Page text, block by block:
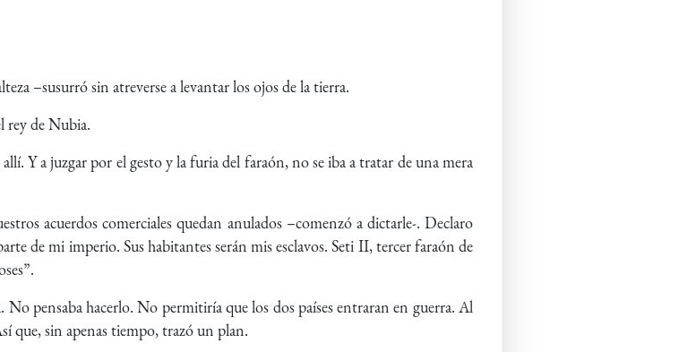
–susurró sin atreverse a levantar los ojos de la tierra.
rey de Nubia.
Y a juzgar por el gesto y la furia del faraón, no se iba a tratar de una mera
acuerdos comerciales quedan anulados –comenzó a dictarle-. Declaro
de mi imperio. Sus habitantes serán mis esclavos. Seti II, tercer faraón de
pensaba hacerlo. No permitiría que los dos países entraran en guerra. Al
que, sin apenas tiempo, trazó un plan.